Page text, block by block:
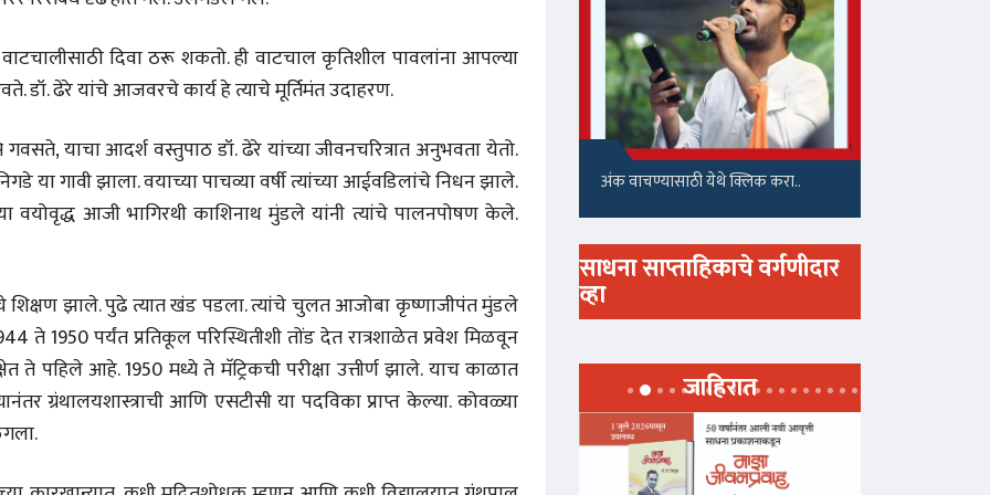
दिवा ठरू शकतो. ही वाटचाल कृतिशील पावलांना आपल्या
डॉ. ढेरे यांचे आजवरचे कार्य हे त्याचे मूर्तिमंत उदाहरण.
याचा आदर्श वस्तुपाठ डॉ. ढेरे यांच्या जीवनचरित्रात अनुभवता येतो.
या गावी झाला. वयाच्या पाचव्या वर्षी त्यांच्या आईवडिलांचे निधन झाले.
वयोवृद्ध आजी भागिरथी काशिनाथ मुंडले यांनी त्यांचे पालनपोषण केले.
शिक्षण झाले. पुढे त्यात खंड पडला. त्यांचे चुलत आजोबा कृष्णाजीपंत मुंडले
ते 1950 पर्यंत प्रतिकूल परिस्थितीशी तोंड देत रात्रशाळेत प्रवेश मिळवून
ते पहिले आहे. 1950 मध्ये ते मॅट्रिकची परीक्षा उत्तीर्ण झाले. याच काळात
ग्रंथालयशास्त्राची आणि एसटीसी या पदविका प्राप्त केल्या. कोवळ्या
अंक वाचण्यासाठी येथे क्लिक करा..
साधना साप्ताहिकाचे वर्गणीदार
व्हा
जाहिरात
अर्थकारणावरील निबंध हे पुस्तक